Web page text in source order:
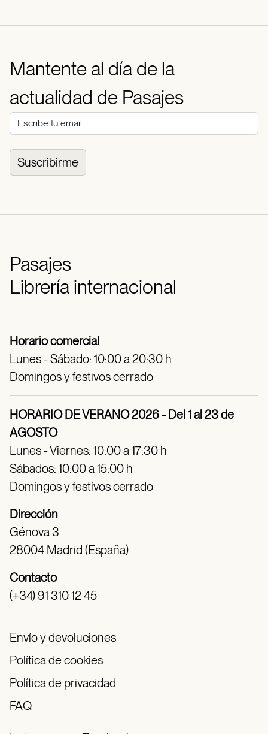
Mantente al día de la
actualidad de Pasajes
Suscribirme
Pasajes
Librería internacional
Horario comercial
Lunes - Sábado: 10:00 a 20:30 h
Domingos y festivos cerrado
HORARIO DE VERANO 2026 - Del 1 al 23 de
AGOSTO
Lunes - Viernes: 10:00 a 17:30 h
Sábados: 10:00 a 15:00 h
Domingos y festivos cerrado
Dirección
Génova 3
28004 Madrid (España)
Contacto
(+34) 91 310 12 45
Envío y devoluciones
Política de cookies
Política de privacidad
FAQ